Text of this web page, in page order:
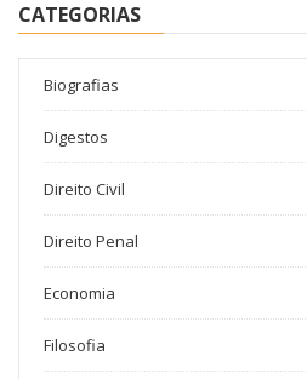
CATEGORIAS
Biografias
Digestos
Direito Civil
Direito Penal
Economia
Filosofia